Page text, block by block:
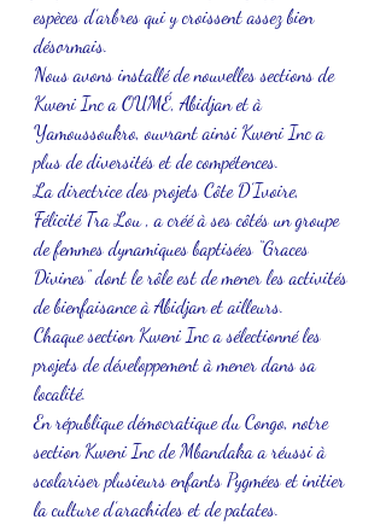
espèces d’arbres qui y croissent assez bien
désormais.
Nous avons installé de nouvelles sections de
Kweni Inc a OUMÉ, Abidjan et à
Yamoussoukro, ouvrant ainsi Kweni Inc a
plus de diversités et de compétences.
La directrice des projets Côte D’Ivoire,
Félicité Tra Lou , a créé à ses côtés un groupe
de femmes dynamiques baptisées “Graces
Divines” dont le rôle est de mener les activités
de bienfaisance à Abidjan et ailleurs.
Chaque section Kweni Inc a sélectionné les
projets de développement à mener dans sa
localité.
En république démocratique du Congo, notre
section Kweni Inc de Mbandaka a réussi à
scolariser plusieurs enfants Pygmées et initier
la culture d’arachides et de patates.